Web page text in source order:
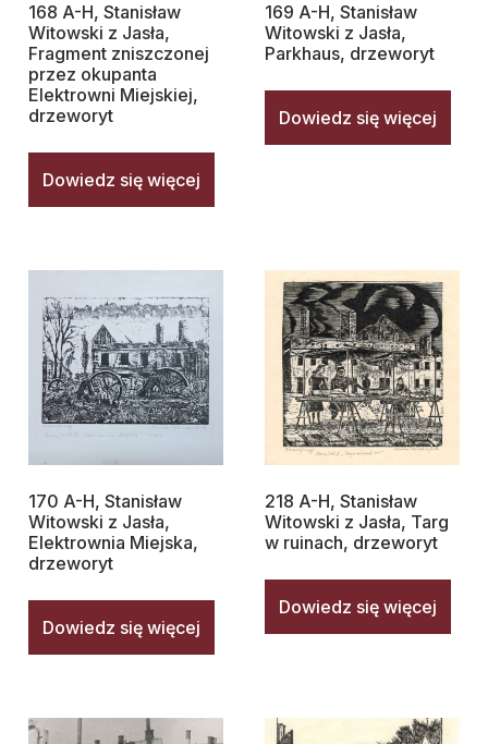
168 A-H, Stanisław
Witowski z Jasła,
Fragment zniszczonej
przez okupanta
Elektrowni Miejskiej,
drzeworyt
Dowiedz się więcej
169 A-H, Stanisław
Witowski z Jasła,
Parkhaus, drzeworyt
Dowiedz się więcej
170 A-H, Stanisław
Witowski z Jasła,
Elektrownia Miejska,
drzeworyt
Dowiedz się więcej
218 A-H, Stanisław
Witowski z Jasła, Targ
w ruinach, drzeworyt
Dowiedz się więcej